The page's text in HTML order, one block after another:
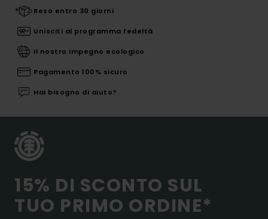
Reso entro 30 giorni
Unisciti al programma fedeltà
Il nostro impegno ecologico
Pagamento 100% sicuro
Hai bisogno di aiuto?
15% DI SCONTO SUL
TUO PRIMO ORDINE*